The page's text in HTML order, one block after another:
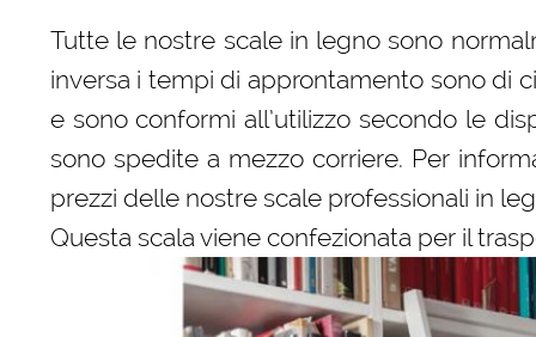
Tutte le nostre scale in legno sono
inversa i tempi di approntamento sono di
e sono conformi all’utilizzo secondo le
sono spedite a mezzo corriere. Per
prezzi delle nostre scale professionali in
Questa scala viene confezionata per il